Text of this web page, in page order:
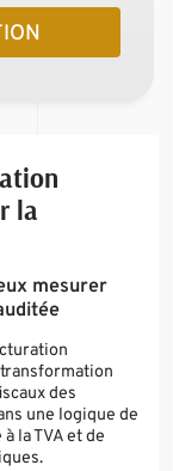
la
mesurer
des
une logique de
la TVA et de